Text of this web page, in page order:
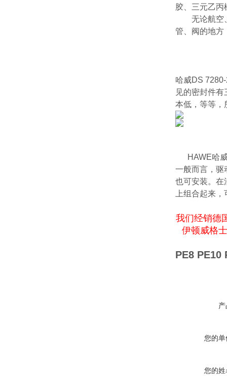
胶、三元乙
无论航空、
管、阀的地方
哈威DS
见的密封件
本低，等等，
HAWE哈威
一般而言，驱
也可安装。在
上组合起来
我们经销德
伊顿威格
PE8 PE10
您的
您的